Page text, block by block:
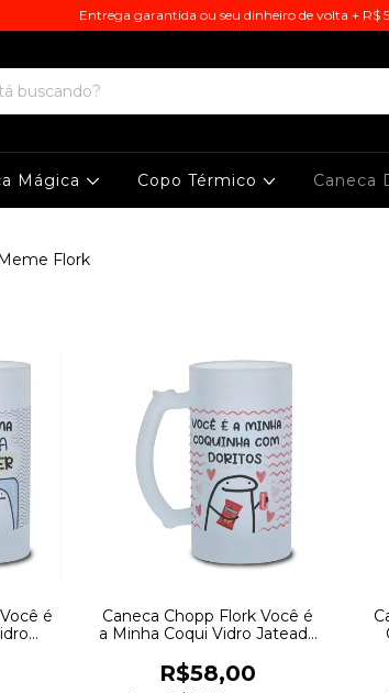
Entrega garantida ou seu dinheiro de volta + R$ 5
Mágica Copo Térmico Caneca
Flork
é
Caneca Chopp Flork Você é
a Minha Coqui Vidro Jateado
R$58,00